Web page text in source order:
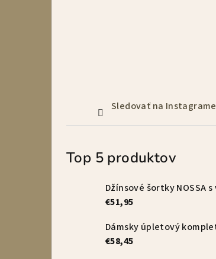
Sledovať na Instagrame
Top 5 produktov
€51,95
€58,45